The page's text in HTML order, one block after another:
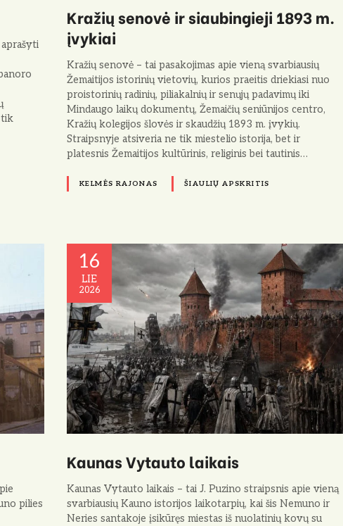
tik
Kražių senovė ir siaubingieji 1893 m.
įvykiai
Kražių senovė – tai pasakojimas apie vieną svarbiausių
Žemaitijos istorinių vietovių, kurios praeitis driekiasi nuo
proistorinių radinių, piliakalnių ir senųjų padavimų iki
Mindaugo laikų dokumentų, Žemaičių seniūnijos centro,
Kražių kolegijos šlovės ir skaudžių 1893 m. įvykių.
Straipsnyje atsiveria ne tik miestelio istorija, bet ir
platesnis Žemaitijos kultūrinis, religinis bei tautinis…
KELMĖS RAJONAS ŠIAULIŲ APSKRITIS
pilies
16
LIE
2026
Kaunas Vytauto laikais
Kaunas Vytauto laikais – tai J. Puzino straipsnis apie vieną
svarbiausių Kauno istorijos laikotarpių, kai šis Nemuno ir
Neries santakoje įsikūręs miestas iš nuolatinių kovų su